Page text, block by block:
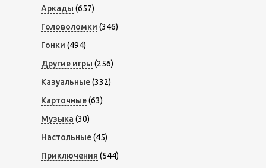
Аркады (657)
Головоломки (346)
Гонки (494)
Другие игры (256)
Казуальные(332)
Карточные(63)
Музыка (30)
Настольные(45)
Приключения (544)